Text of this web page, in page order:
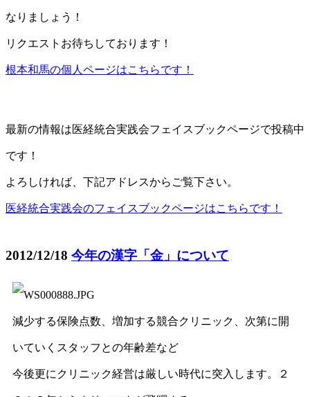
なりましょう！
リクエストお待ちしております！
根本和馬の個人ページはこちらです！
最新の情報は医経統合実践会フェイスブックページで投稿中
です！
よろしければ、下記アドレスからご覧下さい。
医経統合実践会のフェイスブックページはこちらです！
2012/12/18 今年の漢字「金」について
減少する保険点数、増加する競合クリニック、次第に開
いていくスタッフとの年齢差など
今後更にクリニック経営は厳しい時代に突入します。２